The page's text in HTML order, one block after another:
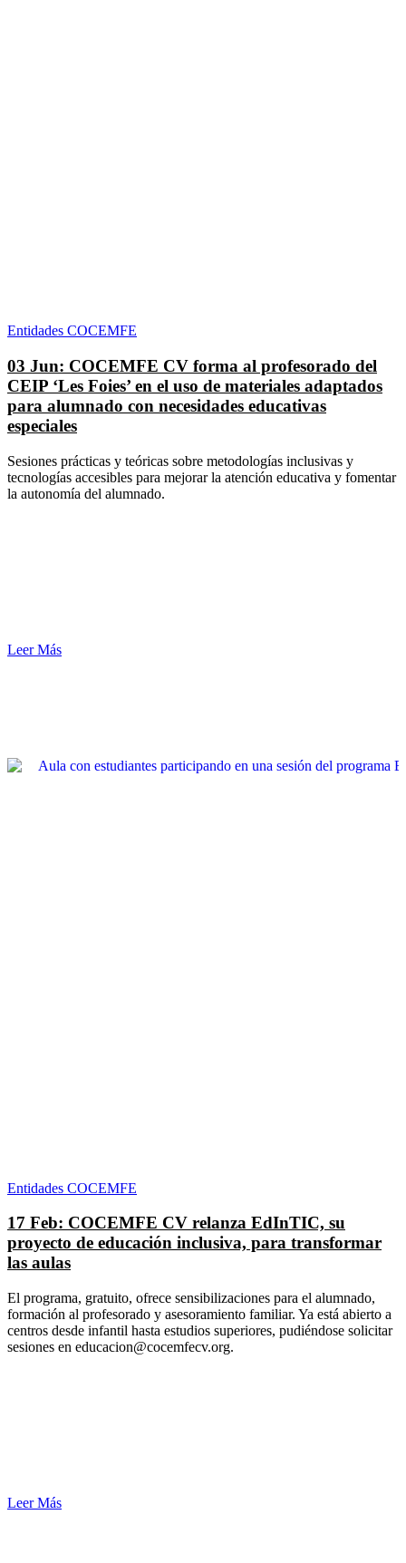
Entidades COCEMFE
03 Jun: COCEMFE CV forma al profesorado del
CEIP ‘Les Foies’ en el uso de materiales adaptados
para alumnado con necesidades educativas
especiales
Sesiones prácticas y teóricas sobre metodologías inclusivas y
tecnologías accesibles para mejorar la atención educativa y fomentar
la autonomía del alumnado.
Leer Más
Entidades COCEMFE
17 Feb: COCEMFE CV relanza EdInTIC, su
proyecto de educación inclusiva, para transformar
las aulas
El programa, gratuito, ofrece sensibilizaciones para el alumnado,
formación al profesorado y asesoramiento familiar. Ya está abierto a
centros desde infantil hasta estudios superiores, pudiéndose solicitar
sesiones en educacion@cocemfecv.org.
Leer Más